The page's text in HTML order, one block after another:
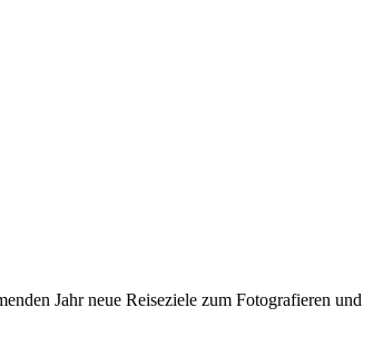
Jahr neue Reiseziele zum Fotografieren und